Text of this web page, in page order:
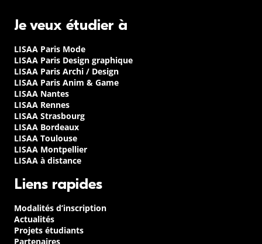
Je veux étudier à
LISAA Paris Mode
LISAA Paris Design graphique
LISAA Paris Archi / Design
LISAA Paris Anim & Game
LISAA Nantes
LISAA Rennes
LISAA Strasbourg
LISAA Bordeaux
LISAA Toulouse
LISAA Montpellier
LISAA à distance
Liens rapides
Modalités d’inscription
Actualités
Projets étudiants
Partenaires